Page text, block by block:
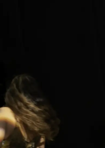
Recrutement
!